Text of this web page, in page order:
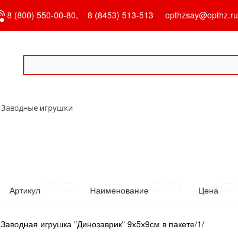
8 (800) 550-00-80, 8 (8453) 513-513 opthzsay@opthz.ru
Заводные игрушки
Артикул Наименование Цена
Заводная игрушка "Динозаврик" 9х5х9см в пакете/1/